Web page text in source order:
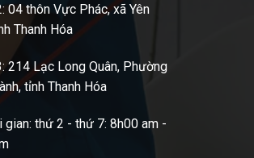
04 thôn Vực Phác, xã Yên
Thanh Hóa
214 Lạc Long Quân, Phường
tỉnh Thanh Hóa
gian: thứ 2 - thứ 7: 8h00 am -